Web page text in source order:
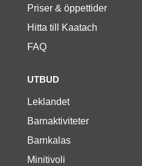
Priser & öppettider
Hitta till Kaatach
FAQ
UTBUD
Leklandet
Barnaktiviteter
Barnkalas
Minitivoli